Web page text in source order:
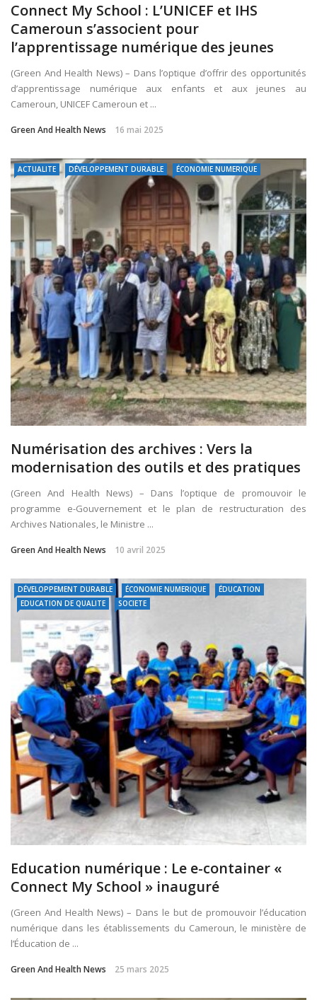
Connect My School : L’UNICEF et IHS
Cameroun s’associent pour
l’apprentissage numérique des jeunes
(Green And Health News) – Dans l’optique d’offrir des opportunités
d’apprentissage numérique aux enfants et aux jeunes au
Cameroun, UNICEF Cameroun et ...
Green And Health News 16 mai 2025
ACTUALITE DÉVELOPPEMENT DURABLE ÉCONOMIE NUMERIQUE
Numérisation des archives : Vers la
modernisation des outils et des pratiques
(Green And Health News) – Dans l’optique de promouvoir le
programme e-Gouvernement et le plan de restructuration des
Archives Nationales, le Ministre ...
Green And Health News 10 avril 2025
DÉVELOPPEMENT DURABLE ÉCONOMIE NUMERIQUE
ÉDUCATION
EDUCATION DE QUALITE
SOCIETE
Education numérique : Le e-container «
Connect My School » inauguré
(Green And Health News) – Dans le but de promouvoir l’éducation
numérique dans les établissements du Cameroun, le ministère de
l’Éducation de ...
Green And Health News 25 mars 2025